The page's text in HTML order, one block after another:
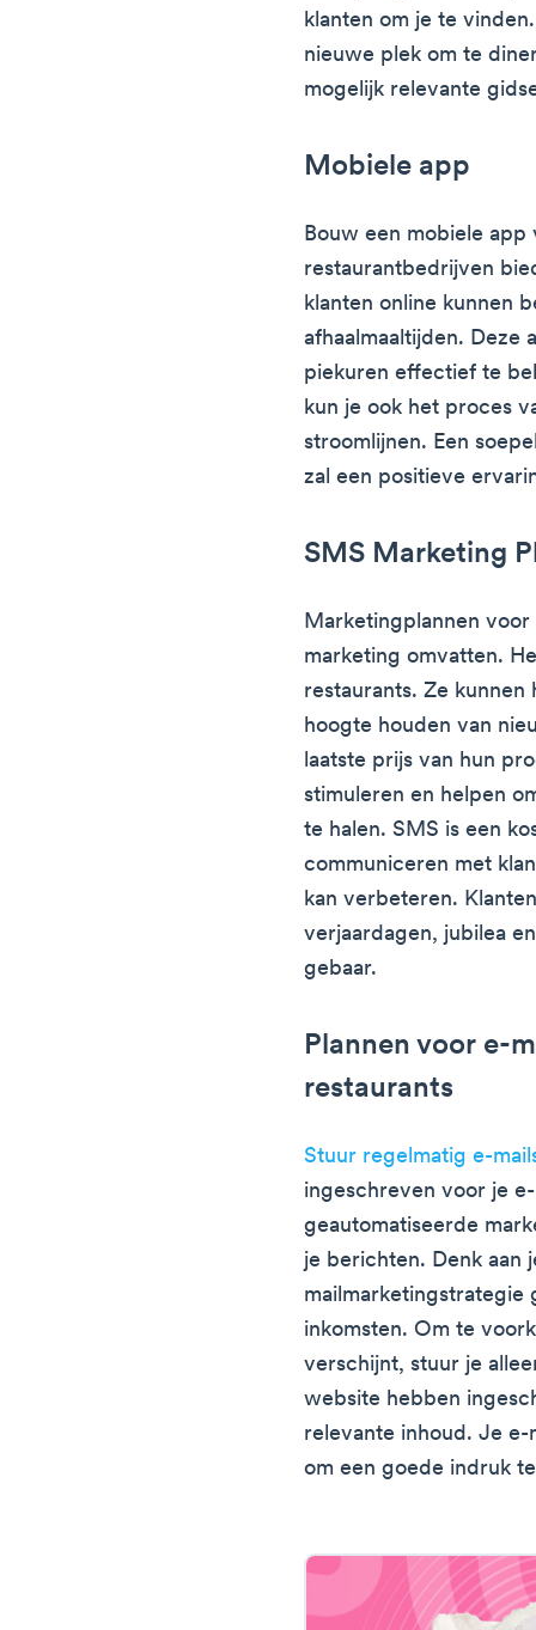
klanten om je te
nieuwe plek om te
mogelijk relevante
Mobiele app
Bouw een mobiele app
restaurantbedrijven
klanten online kunnen
afhaalmaaltijden. Deze
piekuren effectief te
kun je ook het proces
stroomlijnen. Een
zal een positieve
SMS Marketing
Marketingplannen
marketing omvatten.
restaurants. Ze
hoogte houden van
laatste prijs van hun
stimuleren en helpen
te halen. SMS is een
communiceren met
kan verbeteren.
verjaardagen, jubilea
gebaar.
Plannen voor e-
restaurants
Stuur regelmatig e-
ingeschreven voor je
geautomatiseerde
je berichten. Denk aan
mailmarketingstrategie
inkomsten. Om te
verschijnt, stuur je
website hebben
relevante inhoud. Je
om een goede indruk